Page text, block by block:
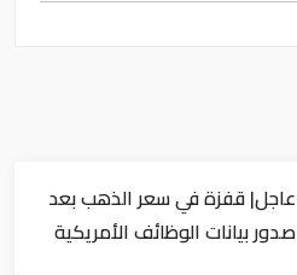
عاجل| قفزة في سعر الذهب بعد
صدور بيانات الوظائف الأمريكية